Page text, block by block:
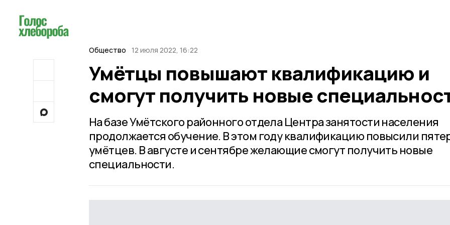
Общество 12 июля 2022, 16:22
Умётцы повышают квалификацию и
смогут получить новые
На базе Умётского районного отдела Центра занятости населения
продолжается обучение. В этом году квалификацию повысили
умётцев. В августе и сентябре желающие смогут получить новые
специальности.